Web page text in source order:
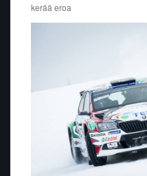
kerää eroa